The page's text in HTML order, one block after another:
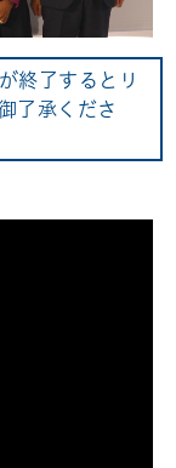
終了するとリ
了承くださ